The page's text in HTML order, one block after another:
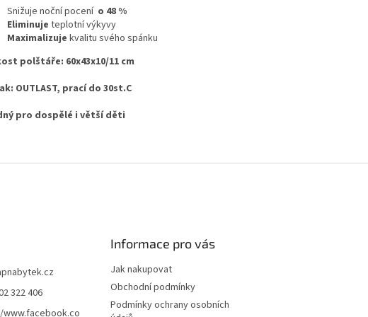
Snižuje noční pocení o 48 %
Eliminuje teplotní výkyvy
Maximalizuje kvalitu svého spánku
polštáře: 60x43x10/11 cm
OUTLAST, prací do 30st.C
pro dospělé i větší děti
322 406
Informace pro vás
Jak nakupovat
Obchodní podmínky
Podmínky ochrany osobních